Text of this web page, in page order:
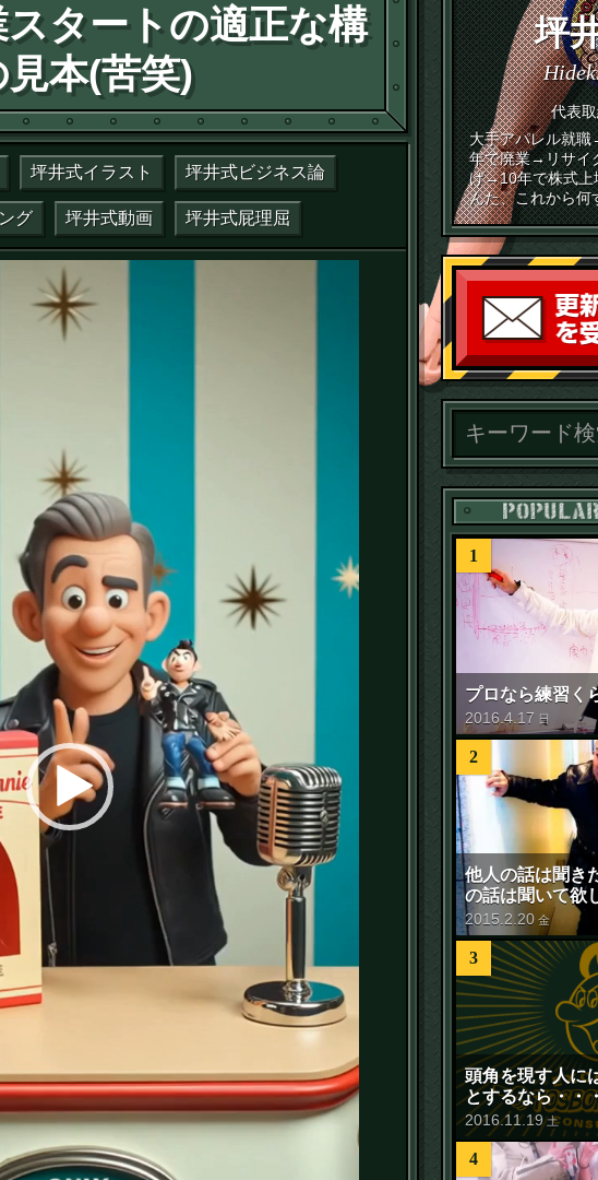
タートの適正な構
本(苦笑)
坪井式イラスト 坪井式ビジネス論
グ 坪井式動画 坪井式屁理屈
坪
代表
大手アパレル就
年で廃業→リサイ
げ→10年で株式
んた、これから何
1
プロなら練習く
2016 .4.17 日
2
他人の話は聞き
の話は聞いて欲
2015 2 20 金
3
頭角を現す人に
とするなら・・
2016.11.19 土
4